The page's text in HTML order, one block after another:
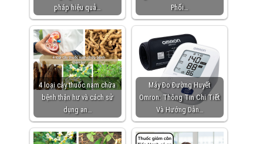
pháp hiệu quả…
Phổi…
4 loại cây thuốc nam chữa
bệnh thận hư và cách sử
dụng an…
Máy Đo Đường Huyết
Omron: Thông Tin Chi Tiết
Và Hướng Dẫn…